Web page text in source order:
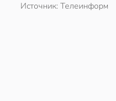
Источник: Телеинформ